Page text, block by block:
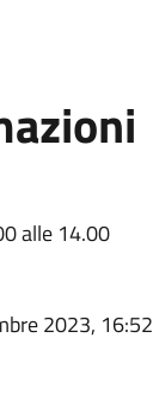
alle 14.00
2023, 16:52